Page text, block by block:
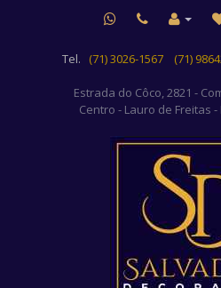
Tel. (71) 3026-1567 (71)
Estrada do Côco, 2821 -
Centro - Lauro de Freitas -